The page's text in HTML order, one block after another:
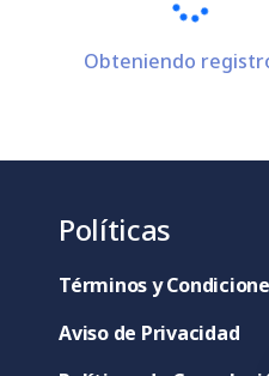
Obteniendo
Políticas
Términos y
Aviso de Privacidad